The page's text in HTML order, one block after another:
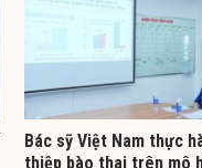
Bác sỹ Việt Nam thực
thiệp bào thai trên mô